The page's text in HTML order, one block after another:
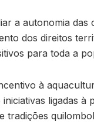
a autonomia das
dos direitos
para toda a
à
ligadas à
tradições